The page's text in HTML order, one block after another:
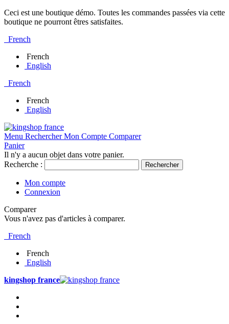
Ceci est une boutique démo. Toutes les commandes passées via cette
boutique ne pourront êtres satisfaites.
French
French
English
French
French
English
Menu Rechercher Mon Compte Comparer
Panier
Il n'y a aucun objet dans votre panier.
Recherche :
Rechercher
Mon compte
Connexion
Comparer
Vous n'avez pas d'articles à comparer.
French
French
English
kingshop france